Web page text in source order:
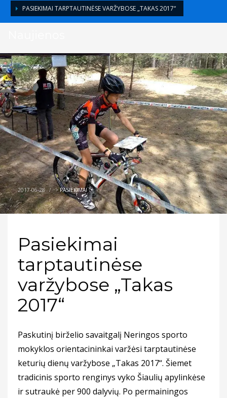
PASIEKIMAI TARPTAUTINĖSE VARŽYBOSE „TAKAS 2017“
2017-06-28 / >PASIEKIMAI
Pasiekimai
tarptautinėse
varžybose „Takas
2017“
Paskutinį birželio savaitgalį Neringos sporto
mokyklos orientacininkai varžėsi tarptautinėse
keturių dienų varžybose „Takas 2017“. Šiemet
tradicinis sporto renginys vyko Šiaulių apylinkėse
ir sutraukė per 900 dalyvių. Po permainingos